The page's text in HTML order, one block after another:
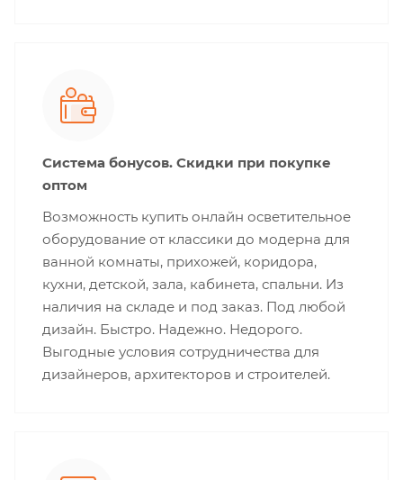
Система бонусов. Скидки при покупке
оптом
Возможность купить онлайн осветительное
оборудование от классики до модерна для
ванной комнаты, прихожей, коридора,
кухни, детской, зала, кабинета, спальни. Из
наличия на складе и под заказ. Под любой
дизайн. Быстро. Надежно. Недорого.
Выгодные условия сотрудничества для
дизайнеров, архитекторов и строителей.